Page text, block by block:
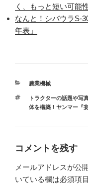
く、もっと短い可能
なんと！シバウラS-
年表」
カ
ゴ
リ
農業機械
タ
グ
トラクターの話題や写
体を構築！ヤンマー『
コメントを残す
メールアドレスが公
いている欄は必須項